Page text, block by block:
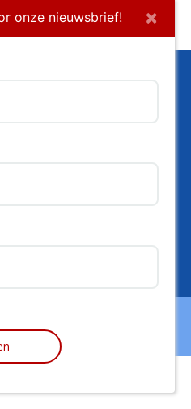
Instagram
& Caribisch Nederland
onze nieuwsbrief! ×